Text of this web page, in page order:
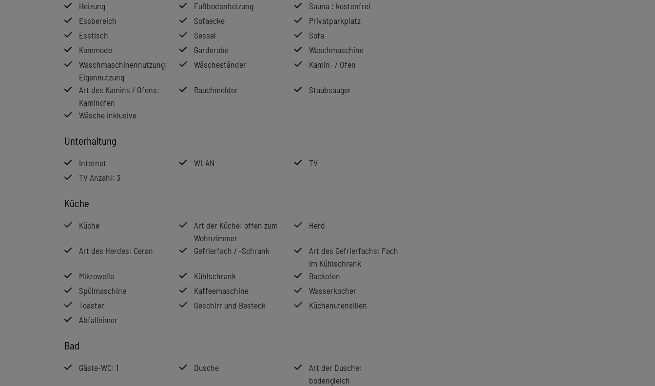
Heizung Fußbodenheizung Sauna : kostenfrei
Essbereich
Sofaecke
Privatparkplatz
Esstisch
Sessel
Sofa
Kommode
Garderobe
Waschmaschine
Waschmaschinennutzung:
Eigennutzung
Wäscheständer Kamin- / Ofen
Art des Kamins / Ofens:
Kaminofen
Rauchmelder Staubsauger
Wäsche inklusive
Unterhaltung
Internet WLAN
TV
TV Anzahl: 3
Küche
Küche Art der Küche: offen zum
Wohnzimmer
Herd
Art des Herdes: Ceran Gefrierfach / -Schrank Art des Gefrierfachs: Fach
im Kühlschrank
Mikrowelle
Kühlschrank
Backofen
Spülmaschine
Kaffeemaschine
Wasserkocher
Toaster
Geschirr und Besteck
Küchenutensilien
Abfalleimer
Bad
Gäste-WC: 1 Dusche Art der Dusche:
bodengleich